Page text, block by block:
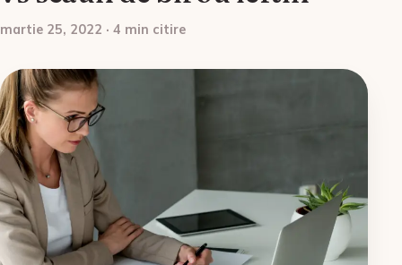
martie 25, 2022 · 4 min citire